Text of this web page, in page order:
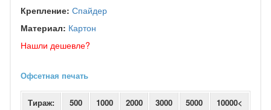
Крепление: Спайдер
Материал: Картон
Нашли дешевле?
Офсетная печать
Тираж: 500 1000 2000 3000 5000 10000<